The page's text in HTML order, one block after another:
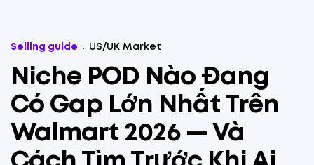
Selling guide US/UK Market
Niche POD Nào Đang
Có Gap Lớn Nhất Trên
Walmart 2026 — Và